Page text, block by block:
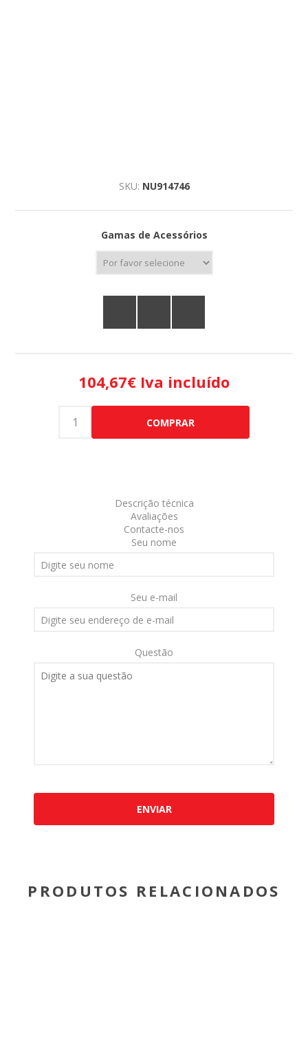
SKU: NU914746
Gamas de Acessórios
104,67€ Iva incluído
COMPRAR
Descrição técnica
Avaliações
Contacte-nos
Seu nome
Seu e-mail
Questão
ENVIAR
PRODUTOS RELACIONADOS